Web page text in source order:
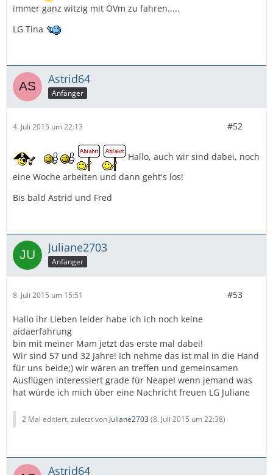
immer ganz witzig mit ÖVm zu fahren.....
LG Tina
Astrid64
Anfänger
4. Juli 2015 um 22:13 #52
Hallo, auch wir sind dabei, noch
eine Woche arbeiten und dann geht's los!
Bis bald Astrid und Fred
Juliane2703
Anfänger
8. Juli 2015 um 15:51 #53
Hallo ihr Lieben leider habe ich ich noch keine
aidaerfahrung
bin mit meiner Mam jetzt das erste mal dabei!
Wir sind 57 und 32 Jahre! Ich nehme das ist mal in die Hand
für uns beide;) wir wären an treffen und gemeinsamen
Ausflügen interessiert grade für Neapel wenn jemand was
hat würde ich mich über eine Nachricht freuen LG Juliane
2 Mal editiert, zuletzt von Juliane2703 (8. Juli 2015 um 22:38)
Astrid64